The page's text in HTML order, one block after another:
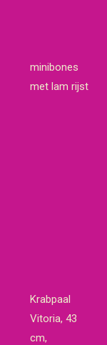
minibones
met lam rijst
Krabpaal
Vitoria, 43
cm,